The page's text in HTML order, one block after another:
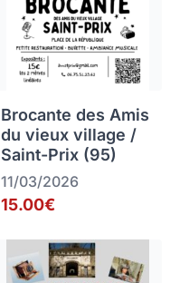
Brocante des Amis
du vieux village /
Saint-Prix (95)
11/03/2026
15.00€